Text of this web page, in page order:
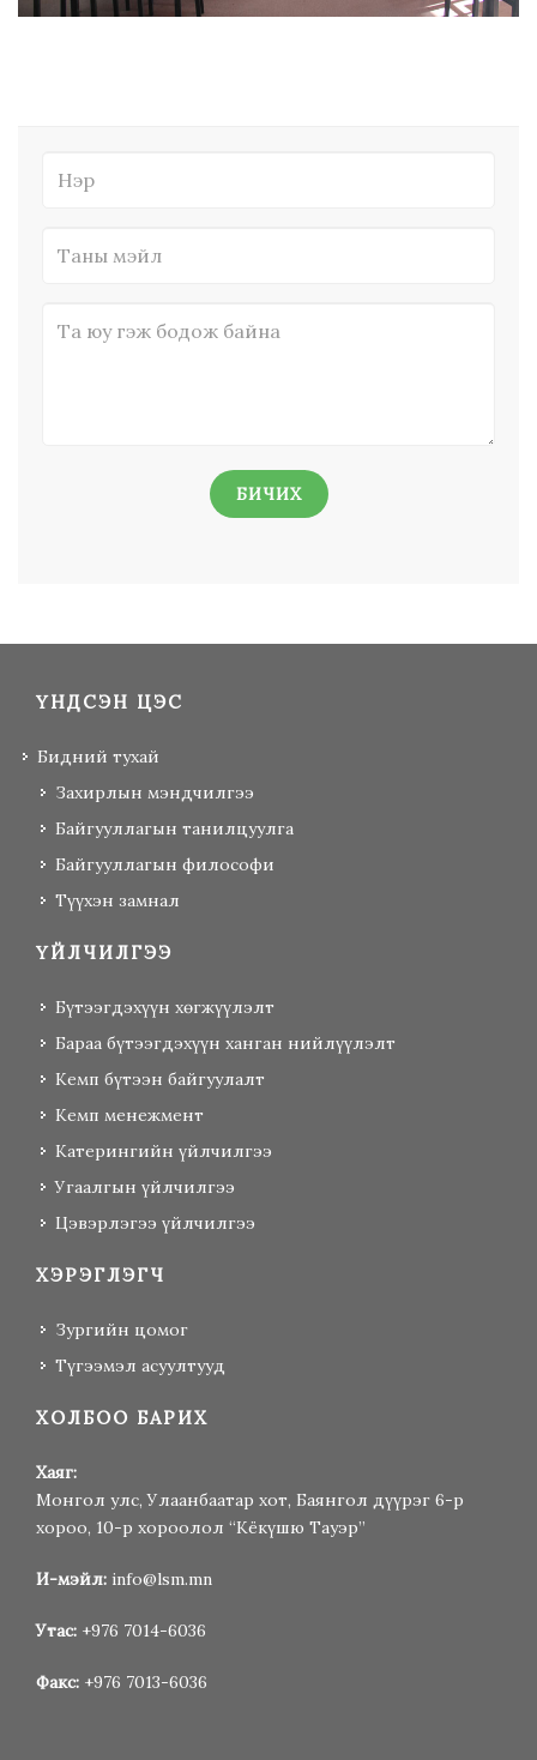
БИЧИХ
ҮНДСЭН ЦЭС
Бидний тухай
Захирлын мэндчилгээ
Байгууллагын танилцуулга
Байгууллагын философи
Түүхэн замнал
ҮЙЛЧИЛГЭЭ
Бүтээгдэхүүн хөгжүүлэлт
Бараа бүтээгдэхүүн ханган нийлүүлэлт
Кемп бүтээн байгуулалт
Кемп менежмент
Катерингийн үйлчилгээ
Угаалгын үйлчилгээ
Цэвэрлэгээ үйлчилгээ
ХЭРЭГЛЭГЧ
Зургийн цомог
Түгээмэл асуултууд
ХОЛБОО БАРИХ
Хаяг:
Монгол улс, Улаанбаатар хот, Баянгол дүүрэг 6-р
хороо, 10-р хороолол “Кёкүшю Тауэр”
И-мэйл: info@lsm.mn
Утас: +976 7014-6036
Факс: +976 7013-6036